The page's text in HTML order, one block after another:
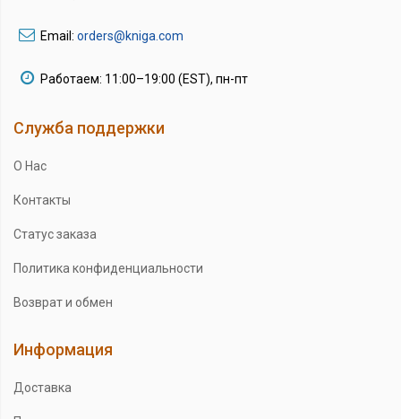
Email: orders@kniga.com
Работаем: 11:00–19:00 (EST), пн-пт
Служба поддержки
О Нас
Контакты
Статус заказа
Политика конфиденциальности
Возврат и обмен
Информация
Доставка